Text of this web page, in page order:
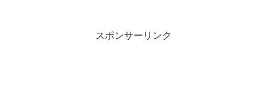
スポンサーリンク